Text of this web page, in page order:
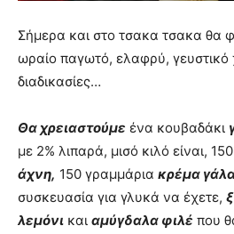
Σήμερα και στο τσακα τσακα θα
ωραίο παγωτό, ελαφρύ, γευστικό
διαδικασίες…
Θα χρειαστούμε ένα κουβαδάκι
με 2% λιπαρά, μισό κιλό είναι,
άχνη, 150 γραμμάρια κρέμα
συσκευασία για γλυκά να έχετε,
λεμόνι και αμύγδαλα φιλέ που